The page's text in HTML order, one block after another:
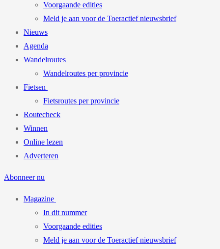
Voorgaande edities
Meld je aan voor de Toeractief nieuwsbrief
Nieuws
Agenda
Wandelroutes
Wandelroutes per provincie
Fietsen
Fietsroutes per provincie
Routecheck
Winnen
Online lezen
Adverteren
Abonneer nu
Magazine
In dit nummer
Voorgaande edities
Meld je aan voor de Toeractief nieuwsbrief